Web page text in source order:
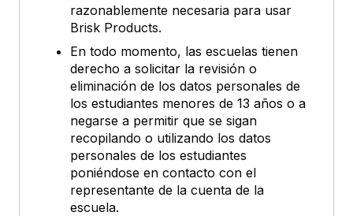
razonablemente necesaria para usar
Brisk Products.
En todo momento, las escuelas tienen
derecho a solicitar la revisión o
eliminación de los datos personales de
los estudiantes menores de 13 años o a
negarse a permitir que se sigan
recopilando o utilizando los datos
personales de los estudiantes
poniéndose en contacto con el
representante de la cuenta de la
escuela.